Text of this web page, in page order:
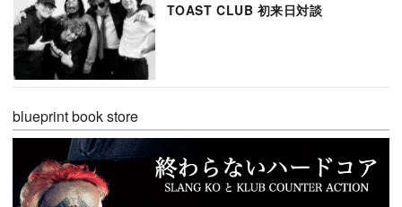
TOAST CLUB 初来日対談
blueprint book store